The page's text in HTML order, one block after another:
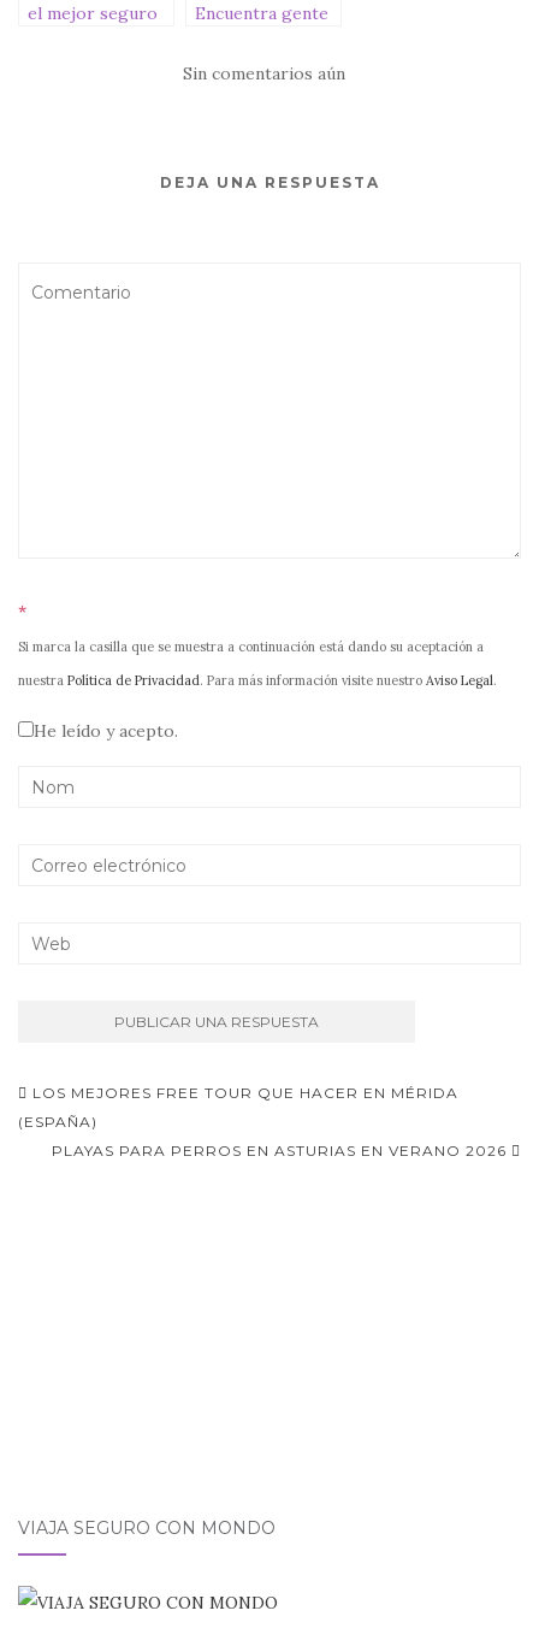
el mejor seguro
Encuentra gente
únicas
Sin comentarios aún
DEJA UNA RESPUESTA
*
Si marca la casilla que se muestra a continuación está dando su aceptación a
nuestra Política de Privacidad. Para más información visite nuestro Aviso Legal.
He leído y acepto.
Navegación
de
entradas
LOS MEJORES FREE TOUR QUE HACER EN MÉRIDA
(ESPAÑA)
PLAYAS PARA PERROS EN ASTURIAS EN VERANO 2026
VIAJA SEGURO CON MONDO